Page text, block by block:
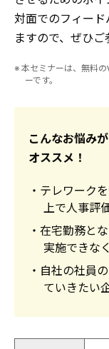
対面でのフィード
ますので、ぜひご
※ 本セミナーは、無料
ーです。
こんなお悩み
オススメ！
・テレワーク
上で人事評
・在宅勤務と
実施できな
・自社の社員
ていきたい